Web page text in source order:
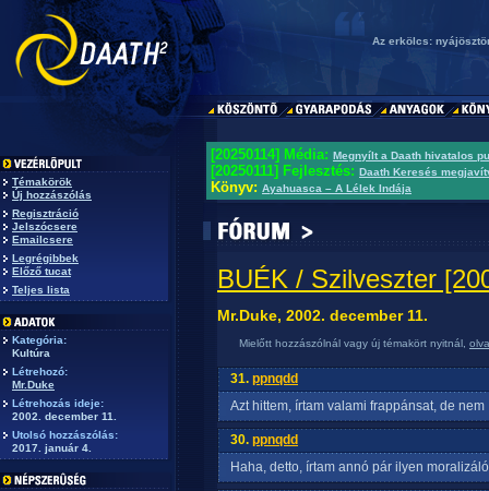
Az erkölcs:
Témakörök
Új hozzászólás
Regisztráció
Jelszócsere
Emailcsere
Legrégibbek
Előző tucat
Teljes lista
Kategória:
Kultúra
Létrehozó:
Mr.Duke
Létrehozás ideje:
2002. december 11.
Utolsó hozzászólás:
2017. január 4.
[20250114] Média: Megnyílt a Daath hivatalos
[20250111] Fejlesztés: Daath Keresés
Könyv: Ayahuasca – A Lélek Indája
BUÉK / Szilveszter
Mr.Duke, 2002. december 11.
Mielőtt hozzászólnál vagy új témakört nyitnál,
31. ppnqdd
Azt hittem, írtam valami frappánsat, de nem
30. ppnqdd
Haha, detto, írtam annó pár ilyen